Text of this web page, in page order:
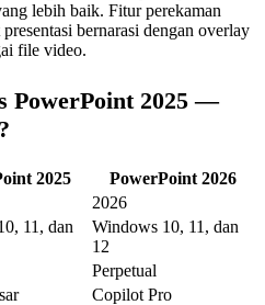
lebih baik. Fitur perekaman
bernarasi dengan overlay
file video.
PowerPoint 2025 —
2025
PowerPoint 2026
2026
11, dan
Windows 10, 11, dan
12
Perpetual
Copilot Pro